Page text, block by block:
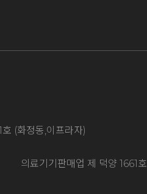
호 (화정동,이프라자)
료기기판매업 제 덕양 1661호